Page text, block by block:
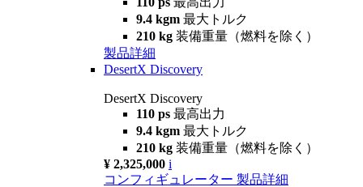
9.4 kgm 最大トルク
210 kg 装備重量（燃料を除く）
製品詳細
DesertX Discovery
DesertX Discovery
110 ps 最高出力
9.4 kgm 最大トルク
210 kg 装備重量（燃料を除く）
¥ 2,325,000 i
コンフィギュレーター 製品詳細